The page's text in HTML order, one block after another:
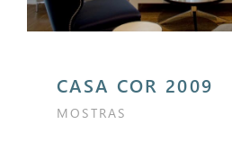
CASA COR 2009
MOSTRAS